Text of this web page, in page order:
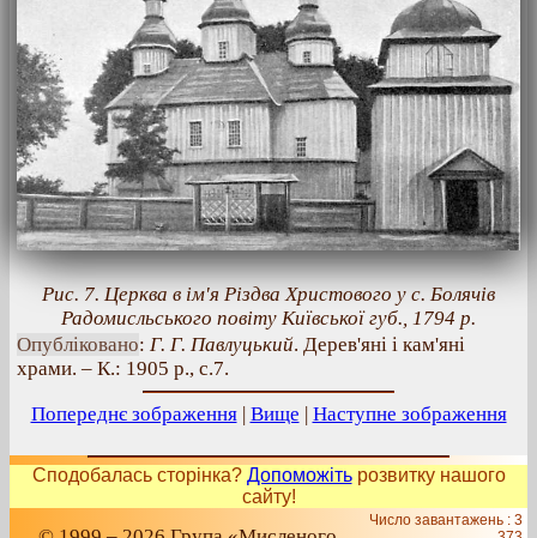
Рис. 7. Церква в ім'я Різдва Христового у с. Болячів
Радомисльського повіту Київської губ., 1794 р.
Опубліковано: Г. Г. Павлуцький. Дерев'яні і кам'яні
храми. – К.: 1905 р., с.7.
Попереднє зображення| Вище | Наступне зображення
Сподобалась сторінка? Допоможітьрозвитку нашого
сайту!
Число завантажень : 3